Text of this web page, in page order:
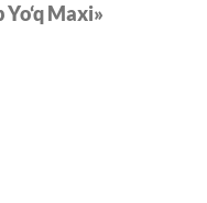
Yo‘q Maxi»